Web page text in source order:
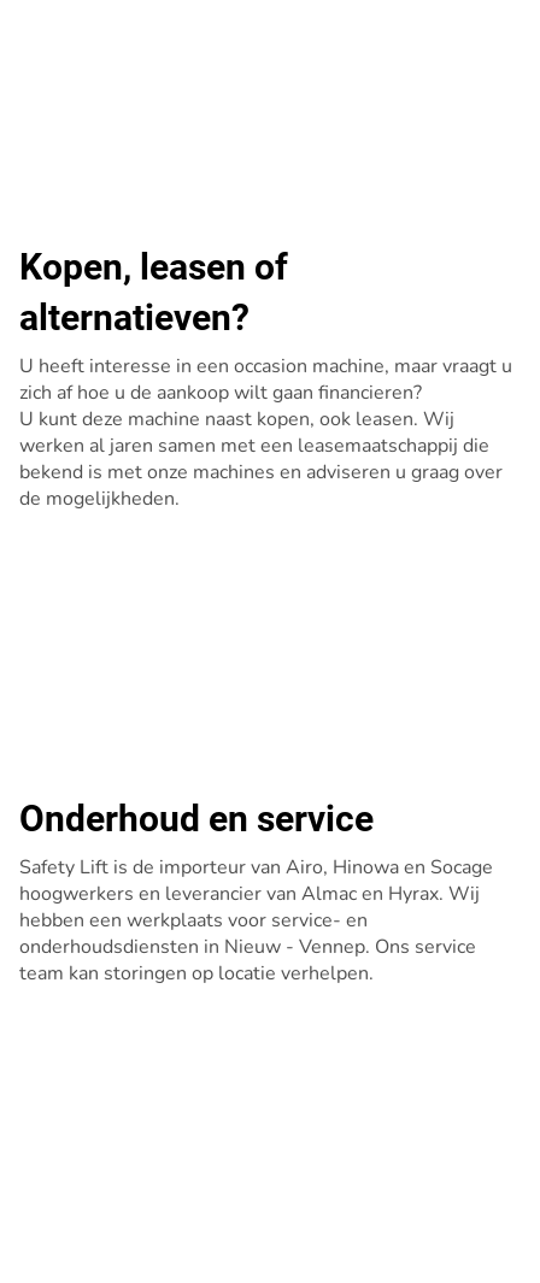
Onderhoud en service
Safety Lift is de importeur van Airo, Hinowa en Socage
hoogwerkers en leverancier van Almac en Hyrax. Wij
hebben een werkplaats voor service- en
onderhoudsdiensten in Nieuw - Vennep. Ons service
team kan storingen op locatie verhelpen.
Kopen, leasen of
alternatieven?
U heeft interesse in een occasion machine, maar vraagt u
zich af hoe u de aankoop wilt gaan financieren?
U kunt deze machine naast kopen, ook leasen. Wij
werken al jaren samen met een leasemaatschappij die
bekend is met onze machines en adviseren u graag over
de mogelijkheden.